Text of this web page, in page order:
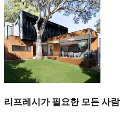
리프레시가 필요한 모든 사람